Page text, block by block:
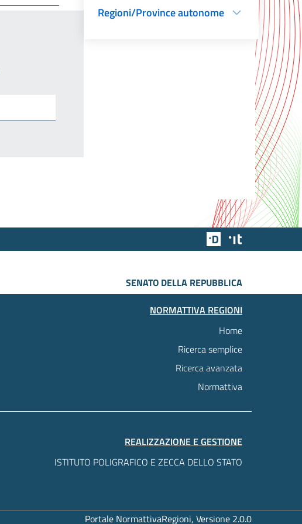
Regioni/Province autonome
Team Digitale
SENATO DELLA REPUBBLICA
NORMATTIVA REGIONI
Home
Ricerca semplice
Ricerca avanzata
Normattiva
REALIZZAZIONE E GESTIONE
ISTITUTO POLIGRAFICO E ZECCA DELLO STATO
Portale NormattivaRegioni, Versione 2.0.0